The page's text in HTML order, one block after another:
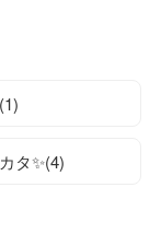
タ✨(4)